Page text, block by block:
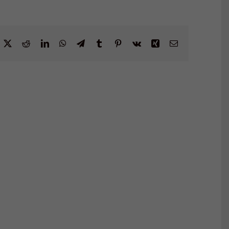
RedditLinkedInWhatsApp
TelegramTumblrPinterest
Vk Xing Email